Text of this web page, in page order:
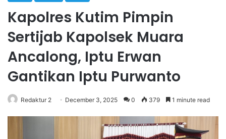
Kapolres Kutim Pimpin
Sertijab Kapolsek Muara
Ancalong, Iptu Erwan
Gantikan Iptu Purwanto
Redaktur 2 December 3, 2025 0 379 1 minute read